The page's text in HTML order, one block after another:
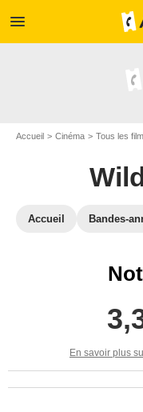
menu
Accueil Cinéma Tous les
Accueil Bandes-
En savoir plus